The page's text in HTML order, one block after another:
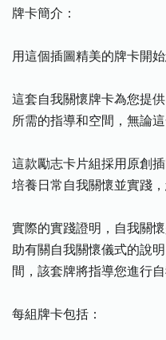
牌卡簡介：
用這個插圖精美的牌卡開
這套自我關懷牌卡為您提
所需的指導和空間，無論
這款勵志卡片組採用原創
培養日常自我關懷並實踐，
實際的實踐證明，自我關
助有關自我關懷儀式的說
間，該套牌將指導您進行自
每組牌卡包括：